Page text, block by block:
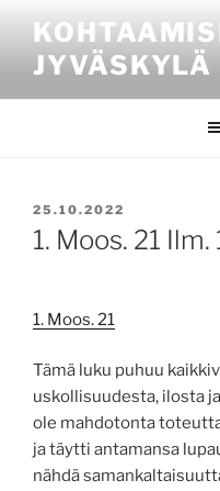
sisältöön
JYVÄSKYLÄ
JULKAISTU
25.10.2022
1. Moos. 21 Ilm.
1. Moos. 21
Tämä luku puhuu
uskollisuudesta, ilosta
ole mahdotonta
ja täytti antamansa
nähdä